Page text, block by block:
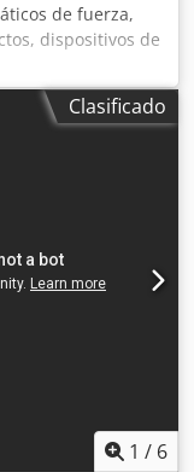
de fuerza,
dispositivos de
-Tipo: 82L32-
Cedpfx Aob A
kg/unidadClasificado
1 / 6